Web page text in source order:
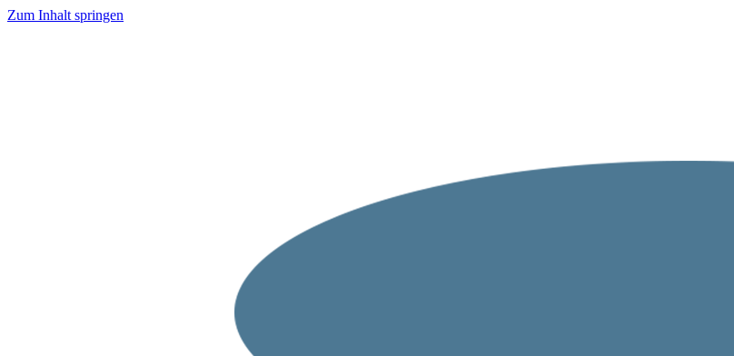
Zum Inhalt springen